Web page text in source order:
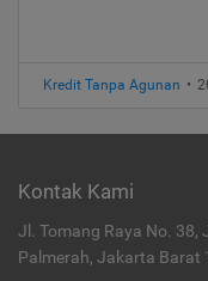
Kredit Tanpa Agunan •
Kontak Kami
Jl. Tomang Raya No. 38,
Palmerah, Jakarta Barat